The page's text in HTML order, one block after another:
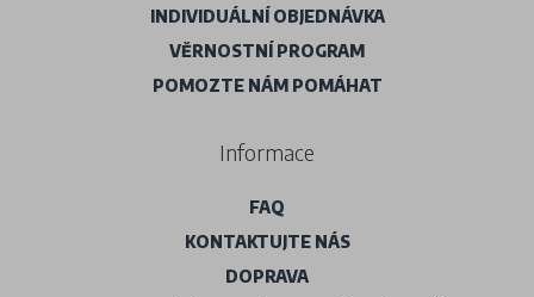
INDIVIDUÁLNÍ OBJEDNÁVKA
VĚRNOSTNÍ PROGRAM
POMOZTE NÁM POMÁHAT
Informace
FAQ
KONTAKTUJTE NÁS
DOPRAVA